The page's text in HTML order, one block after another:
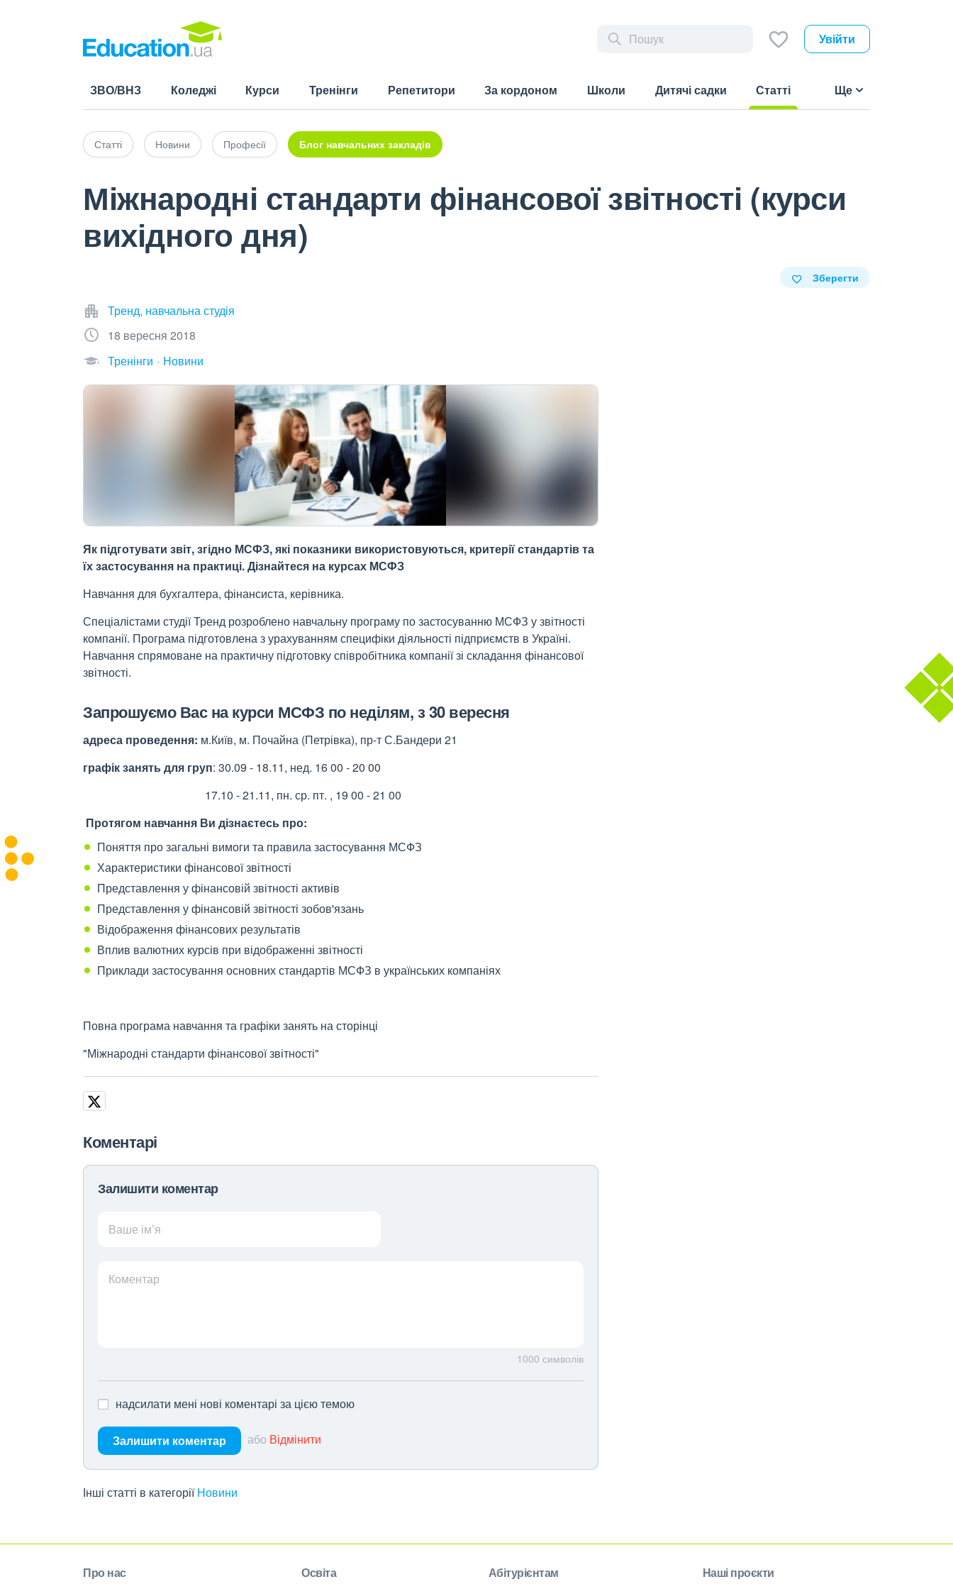
Увійти
ЗВО/ВНЗ Коледжі Курси Тренінги Репетитори За кордоном Школи Дитячі садки
Статті
Ще
Статті Новини Професії Блог навчальних закладів
Міжнародні стандарти фінансової звітності (курси
вихідного дня)
Зберегти
Тренд, навчальна студія
18 вересня 2018
Тренінги
Новини
Як підготувати звіт, згідно МСФЗ, які показники використовуються, критерії стандартів та
їх застосування на практиці. Дізнайтеся на курсах МСФЗ
Навчання для бухгалтера, фінансиста, керівника.
Спеціалістами студії Тренд розроблено навчальну програму по застосуванню МСФЗ у звітності
компанії. Програма підготовлена з урахуванням специфіки діяльності підприємств в Україні.
Навчання спрямоване на практичну підготовку співробітника компанії зі складання фінансової
звітності.
Запрошуємо Вас на курси МСФЗ по неділям, з 30 вересня
адреса проведення: м.Київ, м. Почайна (Петрівка), пр-т С.Бандери 21
графік занять для груп: 30.09 - 18.11, нед. 16 00 - 20 00
17.10 - 21.11, пн. ср. пт. , 19 00 - 21 00
Протягом навчання Ви дізнаєтесь про:
Поняття про загальні вимоги та правила застосування МСФЗ
Характеристики фінансової звітності
Представлення у фінансовій звітності активів
Представлення у фінансовій звітності зобов'язань
Відображення фінансових результатів
Вплив валютних курсів при відображенні звітності
Приклади застосування основних стандартів МСФЗ в українських компаніях
Повна програма навчання та графіки занять на сторінці
"Міжнародні стандарти фінансової звітності"
Коментарі
Залишити коментар
Ваше ім’я
Коментар
1000 символів
надсилати мені нові коментарі за цією темою
Залишити коментар або Відмінити
Інші статті в категорії Новини
Про нас Освіта Абітурієнтам Наші проєкти